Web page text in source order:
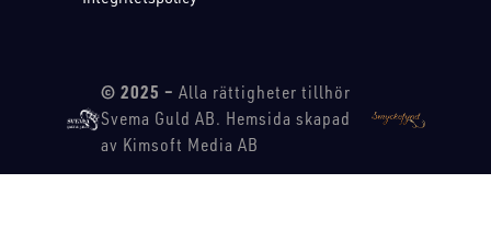
© 2025 – Alla rättigheter tillhör
Svema Guld AB. Hemsida skapad
av Kimsoft Media AB